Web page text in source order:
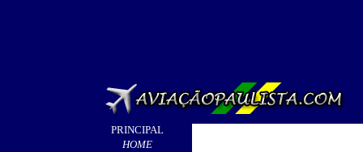
PRINCIPAL
HOME